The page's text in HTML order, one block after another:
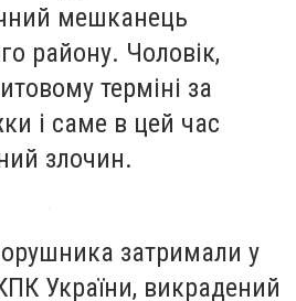
мешканець
району. Чоловік,
терміні за
і саме в цей час
злочин.
затримали у
України, викрадений